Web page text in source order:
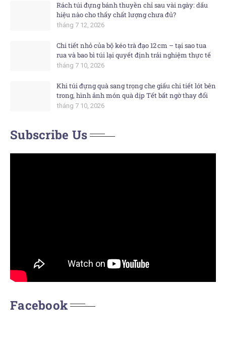
Rách túi đựng bánh thuyền chỉ sau vài ngày: dấu
hiệu nào cho thấy chất lượng chưa đủ?
tháng 7 12, 2026
Chi tiết nhỏ của bộ kéo trà đạo 12 cm – tại sao tua
rua và bao bì túi lại quyết định trải nghiệm thực tế
tháng 7 10, 2026
Khi túi đựng quà sang trọng che giấu chi tiết lót bên
trong, hình ảnh món quà dịp Tết bất ngờ thay đổi
tháng 7 10, 2026
Subscribe Us
Facebook